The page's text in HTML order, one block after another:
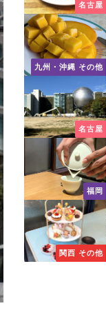
名古屋
九州・沖縄 その他
名古屋
福岡
関西 その他